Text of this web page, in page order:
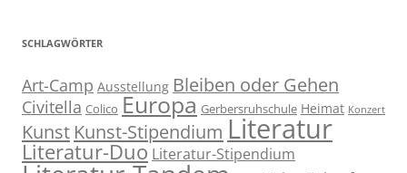
SCHLAGWÖRTER
Art-Camp Ausstellung Bleiben oder Gehen
Civitella Colico Europa Gerbersruhschule Heimat Konzert
Kunst Kunst-Stipendium Literatur
Literatur-Duo Literatur-Stipendium